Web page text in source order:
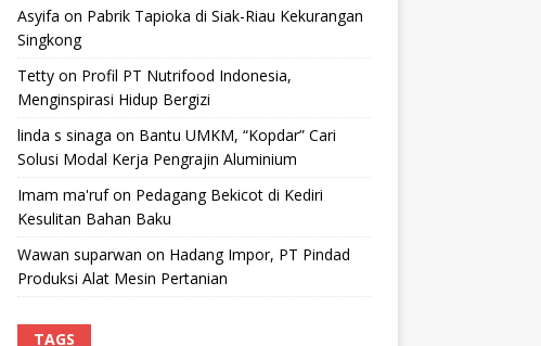
Asyifa on Pabrik Tapioka di Siak-Riau Kekurangan
Singkong
Tettyon Profil PT Nutrifood Indonesia,
Menginspirasi Hidup Bergizi
linda s sinaga on Bantu UMKM, “Kopdar” Cari
Solusi Modal Kerja Pengrajin Aluminium
Imam ma'rufon Pedagang Bekicot di Kediri
Kesulitan Bahan Baku
Wawan suparwan on Hadang Impor, PT Pindad
Produksi Alat Mesin Pertanian
TAGS